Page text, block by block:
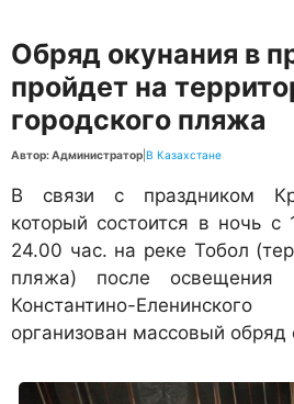
Обряд окунания в
пройдет на
городского пляжа
Автор: Администратор В Казахстане
В связи с праздником
который состоится в ночь с
24.00 час. на реке Тобол
пляжа) после освещения
Константино-
организован массовый обряд